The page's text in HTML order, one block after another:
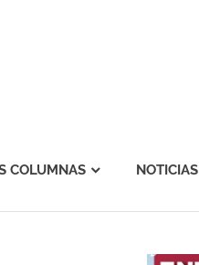
COLUMNAS NOTICIAS